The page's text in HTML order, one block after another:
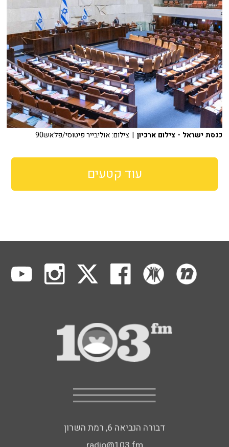
כנסת ישראל - צילום ארכיון | צילום: אוליבייר פיטוסי/פלאש90
עוד קטעים
דבורה הנביאה 6, רמת השרון